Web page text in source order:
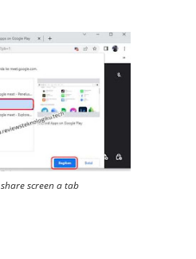
share screen a tab